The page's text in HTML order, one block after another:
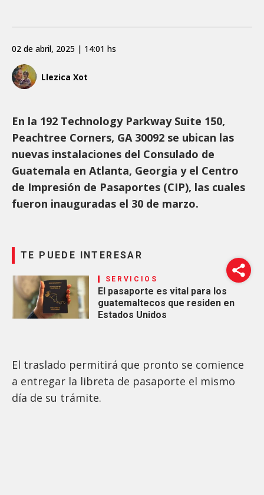
Llezica Xot
02 de abril, 2025 | 14:01 hs
En la 192 Technology Parkway Suite 150,
Peachtree Corners, GA 30092 se ubican las
nuevas instalaciones del Consulado de
Guatemala en Atlanta, Georgia y el Centro
de Impresión de Pasaportes (CIP), las cuales
fueron inauguradas el 30 de marzo.
TE PUEDE INTERESAR
SERVICIOS
El pasaporte es vital para los
guatemaltecos que residen en
Estados Unidos
El traslado permitirá que pronto se comience
a entregar la libreta de pasaporte el mismo
día de su trámite.